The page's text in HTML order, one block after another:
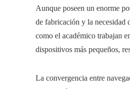
Aunque poseen un enorme
de fabricación y la necesidad
como el académico trabajan
dispositivos más pequeños,
La convergencia entre